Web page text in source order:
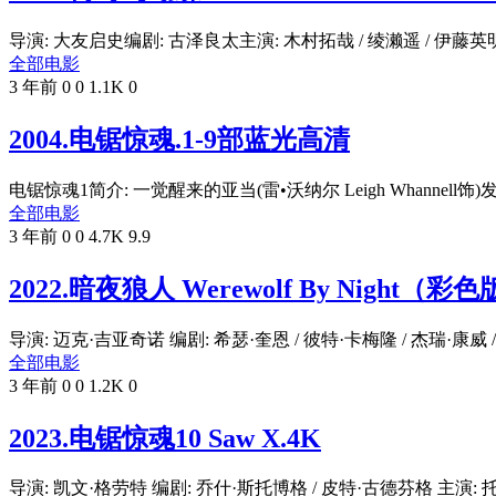
导演: 大友启史编剧: 古泽良太主演: 木村拓哉 / 绫濑遥 / 伊藤英
全部电影
3 年前 0 0 1.1K 0
2004.电锯惊魂.1-9部蓝光高清
电锯惊魂1简介: 一觉醒来的亚当(雷•沃纳尔 Leigh Whannell饰)
全部电影
3 年前 0 0 4.7K 9.9
2022.暗夜狼人 Werewolf By Night（彩色
导演: 迈克·吉亚奇诺 编剧: 希瑟·奎恩 / 彼特·卡梅隆 / 杰瑞·康威
全部电影
3 年前 0 0 1.2K 0
2023.电锯惊魂10 Saw X.4K
导演: 凯文·格劳特 编剧: 乔什·斯托博格 / 皮特·古德芬格 主演: